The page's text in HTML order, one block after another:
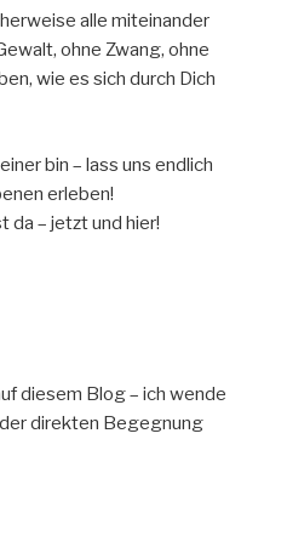
alle miteinander
ohne Zwang, ohne
wie es sich durch Dich
bin – lass uns endlich
erleben!
da – jetzt und hier!
diesem Blog – ich wende
direkten Begegnung